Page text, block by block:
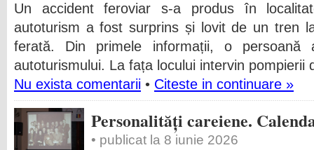
Un accident feroviar s-a produs în
autoturism a fost surprins și lovit de un tren
ferată. Din primele informații, o
autoturismului. La fața locului intervin pompierii
Nu exista comentarii • Citeste in continuare »
Personalități careiene.
• publicat la 8 iunie 2026